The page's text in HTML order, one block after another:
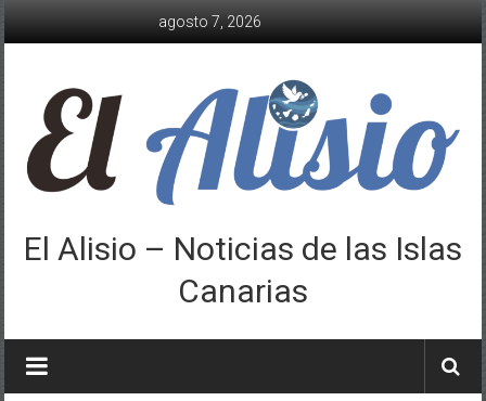
agosto 7, 2026
El Alisio – Noticias de las Islas
Canarias